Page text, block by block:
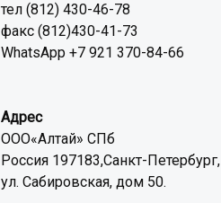
тел (812) 430-46-78
факс (812)430-41-73
WhatsApp +7 921 370-84-66
Адрес
ООО«Алтай» СПб
Россия 197183,Санкт-Петербург,
ул. Сабировская, дом 50.